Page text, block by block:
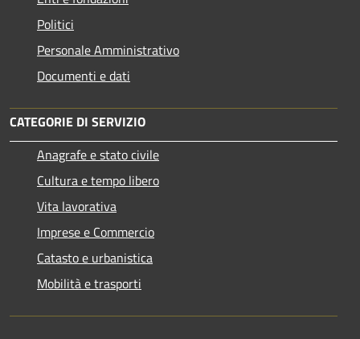
Politici
Personale Amministrativo
Documenti e dati
CATEGORIE DI SERVIZIO
Anagrafe e stato civile
Cultura e tempo libero
Vita lavorativa
Imprese e Commercio
Catasto e urbanistica
Mobilità e trasporti